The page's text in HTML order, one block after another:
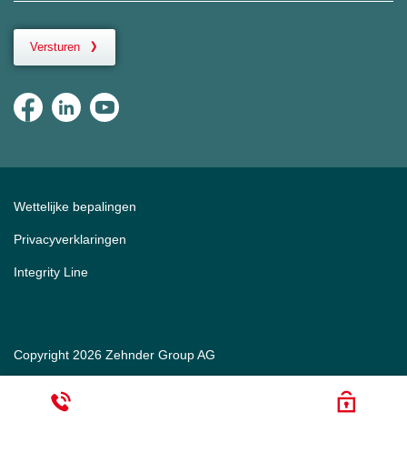
Versturen
Copyright 2026 Zehnder Group AG
Wettelijke bepalingen
Privacyverklaringen
Integrity Line